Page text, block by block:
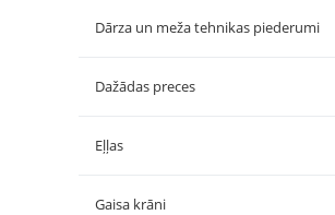
Dārza un meža tehnikas piederumi
Dažādas preces
Eļļas
Gaisa krāni